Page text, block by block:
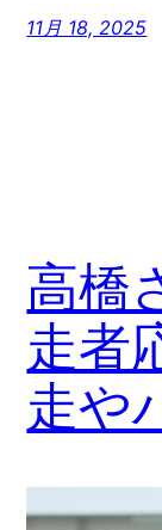
11月 18, 2025
高橋
走者
走や